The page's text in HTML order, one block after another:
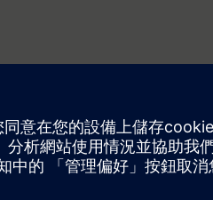
en marcha y programación básica de